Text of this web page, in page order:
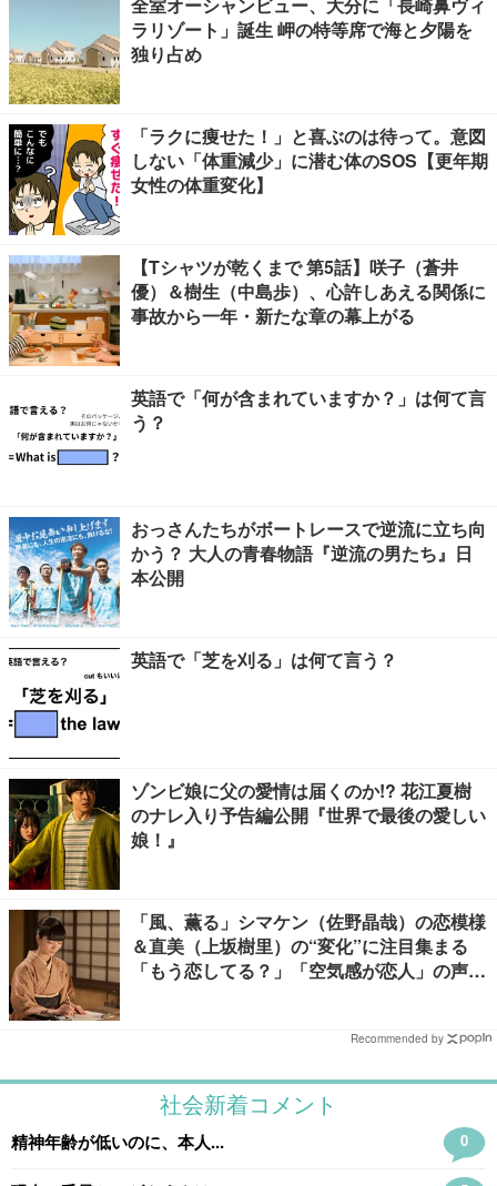
ラリゾート」誕生 岬の特等席で海と夕陽を
独り占め
「ラクに痩せた！」と喜ぶのは待って。意図
しない「体重減少」に潜む体のSOS【更年期
女性の体重変化】
【Tシャツが乾くまで 第5話】咲子（蒼井
優）＆樹生（中島歩）、心許しあえる関係に
事故から一年・新たな章の幕上がる
英語で「何が含まれていますか？」は何て言
う？
おっさんたちがボートレースで逆流に立ち向
かう？ 大人の青春物語『逆流の男たち』日
本公開
英語で「芝を刈る」は何て言う？
ゾンビ娘に父の愛情は届くのか!? 花江夏樹
のナレ入り予告編公開『世界で最後の愛しい
娘！』
「風、薫る」シマケン（佐野晶哉）の恋模様
＆直美（上坂樹里）の“変化”に注目集まる
「もう恋してる？」「空気感が恋人」の声
Recommended by